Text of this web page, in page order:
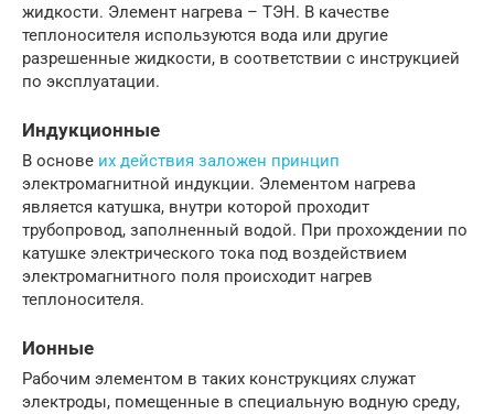
жидкости. Элемент нагрева – ТЭН. В качестве
теплоносителя используются вода или другие
разрешенные жидкости, в соответствии с инструкцией
по эксплуатации.
Индукционные
В основе их действия заложен принцип
электромагнитной индукции. Элементом нагрева
является катушка, внутри которой проходит
трубопровод, заполненный водой. При прохождении по
катушке электрического тока под воздействием
электромагнитного поля происходит нагрев
теплоносителя.
Ионные
Рабочим элементом в таких конструкциях служат
электроды, помещенные в специальную водную среду,